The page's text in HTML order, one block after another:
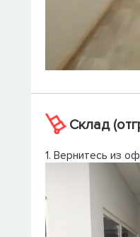
Склад
1. Вернитесь из